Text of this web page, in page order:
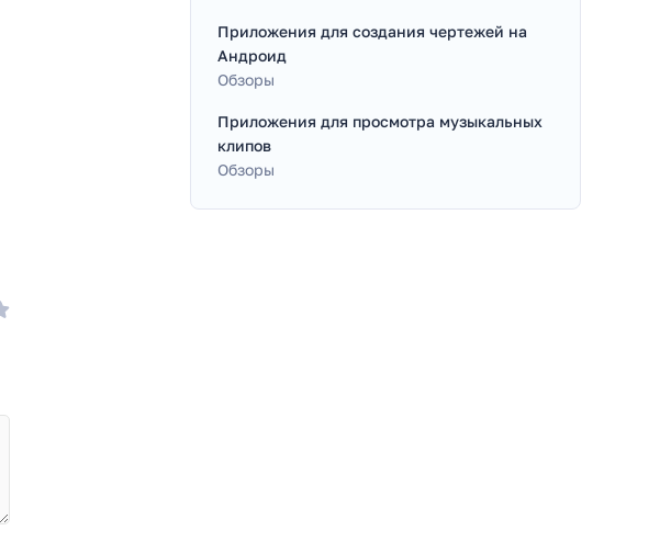
Приложения для создания чертежей на
Андроид
Обзоры
Приложения для просмотра музыкальных
клипов
Обзоры